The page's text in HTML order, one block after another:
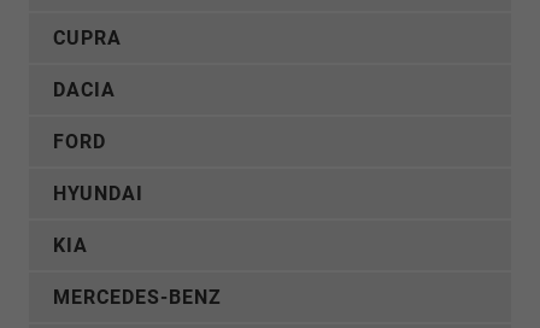
CUPRA
DACIA
FORD
HYUNDAI
KIA
MERCEDES-BENZ